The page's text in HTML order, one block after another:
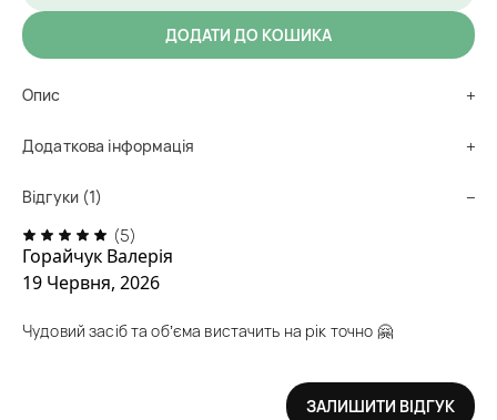
ДОДАТИ ДО КОШИКА
Опис
Додаткова інформація
Відгуки (1)
(5)
Горайчук Валерія
19 Червня, 2026
Чудовий засіб та обʼєма вистачить на рік точно 🤗
ЗАЛИШИТИ ВІДГУК